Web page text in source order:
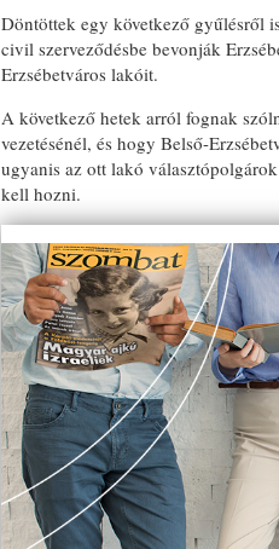
Döntöttek egy következő gyűlésről
civil szerveződésbe bevonják
Erzsébetváros lakóit.
A következő hetek arról fognak
vezetésénél, és hogy Belső-
ugyanis az ott lakó
kell hozni.